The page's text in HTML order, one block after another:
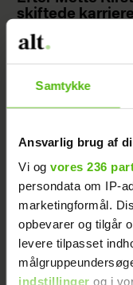
Samtykke
Ansvarlig brug af
Vi og vores 236
persondata om IP-
marketingformål.
opbevarer og tilgår
levere tilpasset
indstillinger og i
skiftede
hun hørt især én
mange gange:
sondring er sgu
mærkelig”
At råbe og
bordet var helt
almindeligt for
Jencel, men én
sætning